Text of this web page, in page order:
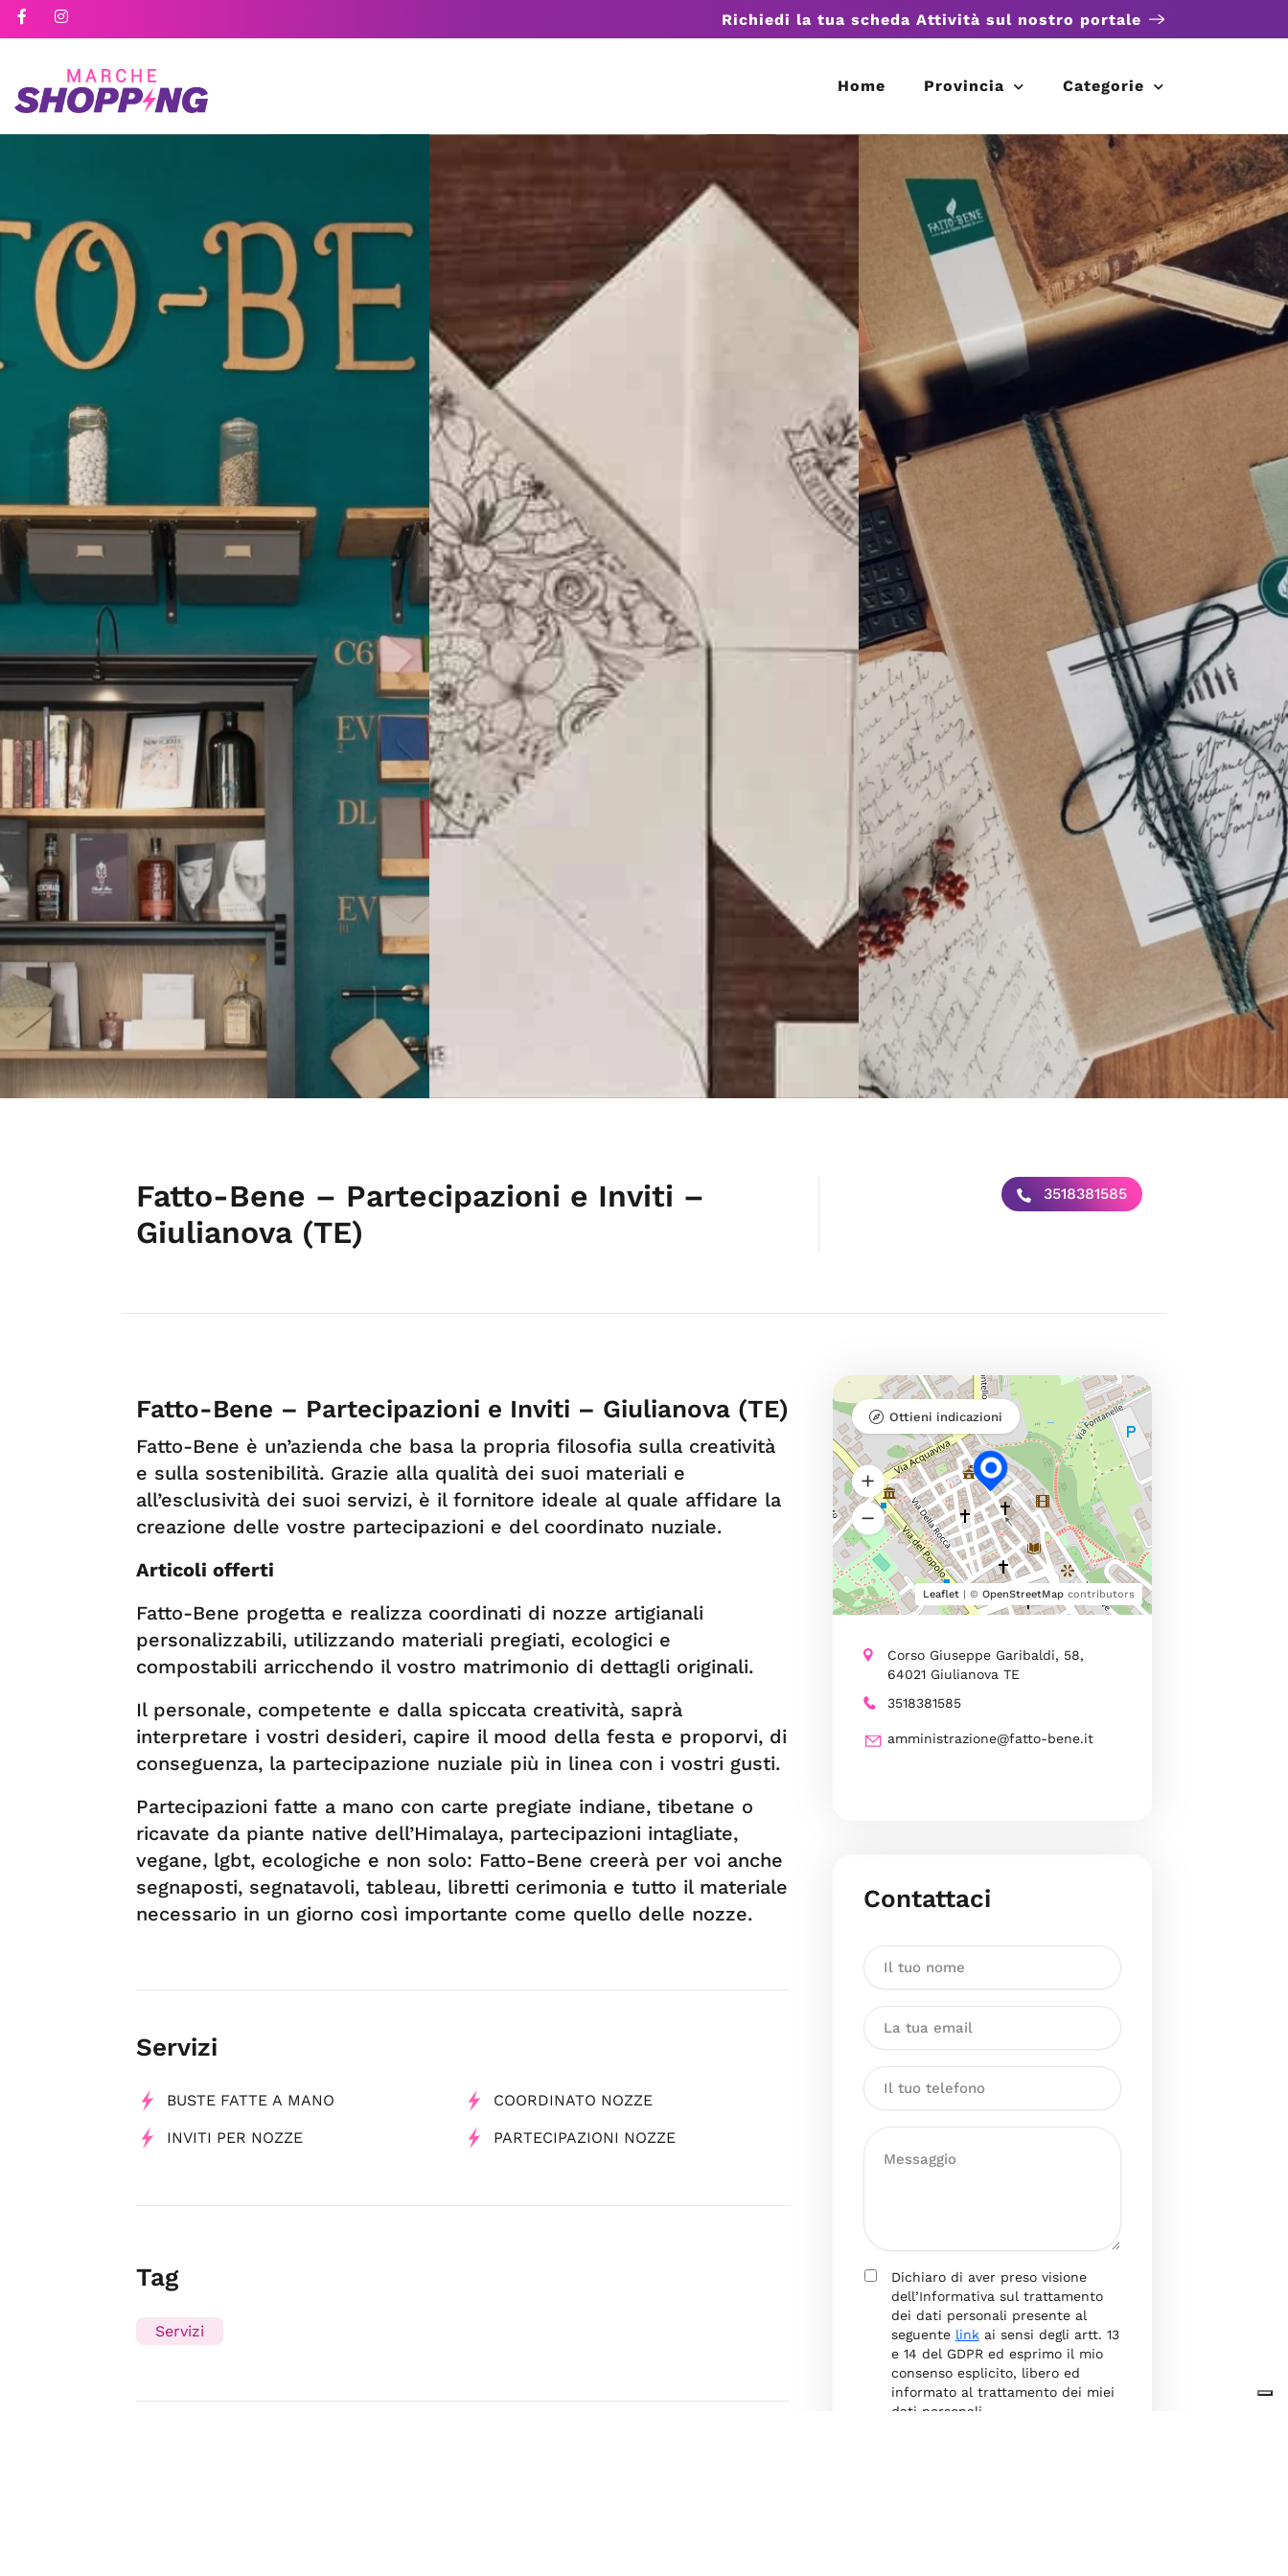
Richiedi la tua scheda Attività sul nostro portale
Home Provincia Categorie
Fatto-Bene – Partecipazioni e Inviti –
Giulianova (TE)
3518381585
Fatto-Bene – Partecipazioni e Inviti – Giulianova (TE)
Fatto-Bene è un’azienda che basa la propria filosofia sulla creatività
e sulla sostenibilità. Grazie alla qualità dei suoi materiali e
all’esclusività dei suoi servizi, è il fornitore ideale al quale affidare la
creazione delle vostre partecipazioni e del coordinato nuziale.
Articoli offerti
Fatto-Bene progetta e realizza coordinati di nozze artigianali
personalizzabili, utilizzando materiali pregiati, ecologici e
compostabili arricchendo il vostro matrimonio di dettagli originali.
Il personale, competente e dalla spiccata creatività, saprà
interpretare i vostri desideri, capire il mood della festa e proporvi, di
conseguenza, la partecipazione nuziale più in linea con i vostri gusti.
Partecipazioni fatte a mano con carte pregiate indiane, tibetane o
ricavate da piante native dell’Himalaya, partecipazioni intagliate,
vegane, lgbt, ecologiche e non solo: Fatto-Bene creerà per voi anche
segnaposti, segnatavoli, tableau, libretti cerimonia e tutto il materiale
necessario in un giorno così importante come quello delle nozze.
Servizi
BUSTE FATTE A MANO COORDINATO NOZZE
INVITI PER NOZZE PARTECIPAZIONI NOZZE
Tag
Servizi
Leaflet| © OpenStreetMapcontributors
Ottieni indicazioni
Corso Giuseppe Garibaldi, 58,
64021 Giulianova TE
3518381585
amministrazione@fatto-bene.it
Contattaci
Dichiaro di aver preso visione
dell’Informativa sul trattamento
dei dati personali presente al
seguente linkai sensi degli artt. 13
e 14 del GDPR ed esprimo il mio
consenso esplicito, libero ed
informato al trattamento dei miei
dati personali.